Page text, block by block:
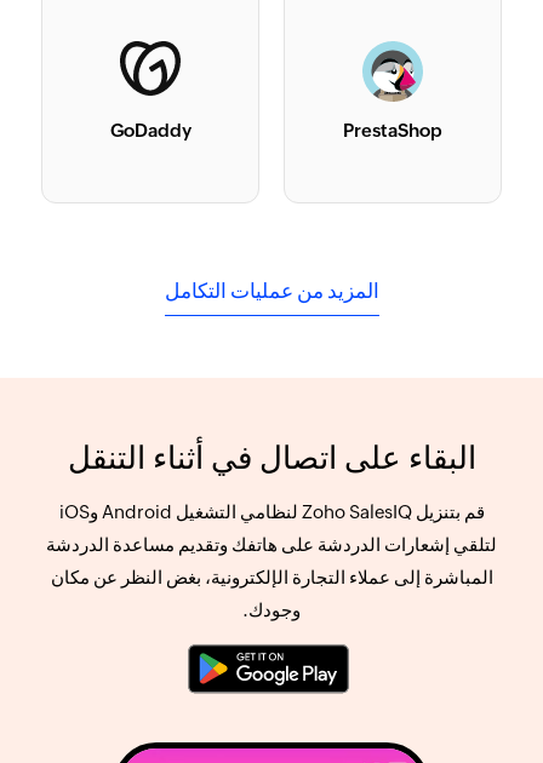
PrestaShop
GoDaddy
المزيد من عمليات التكامل
البقاء على اتصال في أثناء التنقل
قم بتنزيل Zoho SalesIQ لنظامي التشغيل Android وiOS
لتلقي إشعارات الدردشة على هاتفك وتقديم مساعدة الدردشة
المباشرة إلى عملاء التجارة الإلكترونية، بغض النظر عن مكان
وجودك.